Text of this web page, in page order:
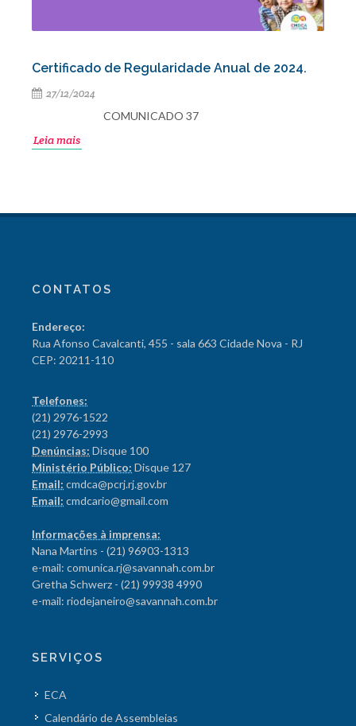
Certificado de Regularidade Anual de 2024.
27/12/2024
COMUNICADO 37
Leia mais
CONTATOS
Endereço:
Rua Afonso Cavalcanti, 455 - sala 663 Cidade Nova - RJ
CEP: 20211-110
Telefones:
(21) 2976-1522
(21) 2976-2993
Denúncias: Disque 100
Ministério Público: Disque 127
Email: cmdca@pcrj.rj.gov.br
Email: cmdcario@gmail.com
Informações à imprensa:
Nana Martins - (21) 96903-1313
e-mail: comunica.rj@savannah.com.br
Gretha Schwerz - (21) 99938 4990
e-mail: riodejaneiro@savannah.com.br
SERVIÇOS
ECA
Calendário de Assembleias